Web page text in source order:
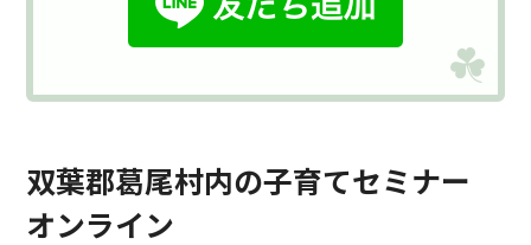
双葉郡葛尾村内の子育てセミナー
オンライン